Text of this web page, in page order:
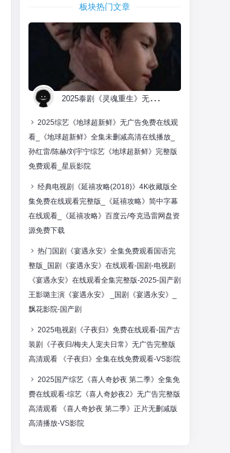
板块热门文章
2
025泰剧《灵魂重生》无广告高清完整版-《灵魂重生》全集未删减在线播放 双男主电视剧《灵魂重生》在线免费观看-星辰影视
2025综艺《地球超新鲜》无广告免费在线观
看_《地球超新鲜》全集未删减高清在线播放_
孙红雷/陈赫/刘宇宁综艺《地球超新鲜》完整版
免费观看_星辰影院
经典电视剧《延禧攻略(2018)》4K收藏版全
集免费在线观看完整版_《延禧攻略》简中字幕
在线观看_《延禧攻略》百度云/夸克迅雷网盘资
源免费下载
热门国剧《宴遇永安》全集免费观看国语完
整版_国剧《宴遇永安》在线观看-国剧-电视剧
《宴遇永安》在线观看全集完整版-2025-国产剧
王影璐主演《宴遇永安》 _国剧《宴遇永安》_
飘花影院-国产剧
2025电视剧《子夜归》免费在线观看-国产古
装剧《子夜归/梅夫人宠夫日常》无广告完整版
高清观看 《子夜归》全集在线免费观看-VS影院
2025国产综艺《喜人奇妙夜 第二季》全集免
费在线观看-综艺《喜人奇妙夜2》无广告完整版
高清观看 《喜人奇妙夜 第二季》正片无删减版
高清播放-VS影院